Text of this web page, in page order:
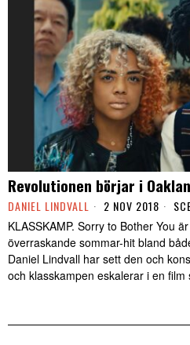
Revolutionen börjar i
DANIEL LINDVALL 2 NOV 2018
KLASSKAMP. Sorry to Bother You
överraskande sommar-hit bland
Daniel Lindvall har sett den och
och klasskampen eskalerar i en